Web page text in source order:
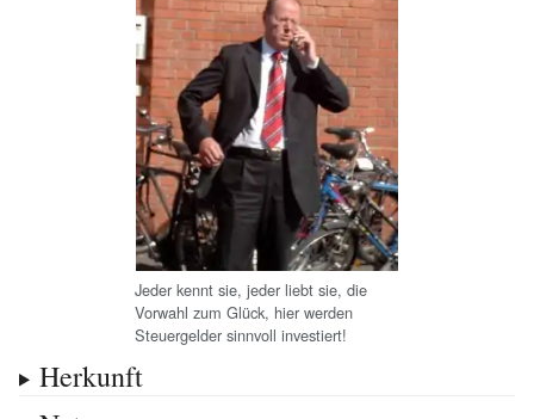
Jeder kennt sie, jeder liebt sie, die
Vorwahl zum Glück, hier werden
Steuergelder sinnvoll investiert!
Herkunft